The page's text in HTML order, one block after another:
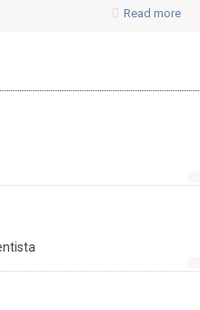
Read more